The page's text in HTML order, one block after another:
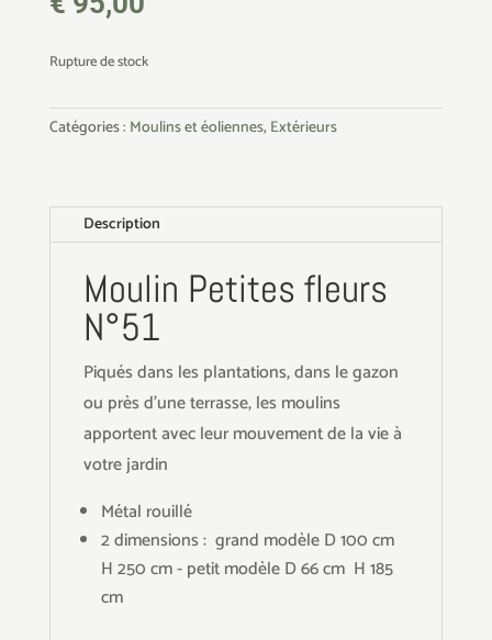
Rupture de stock
Catégories : Moulins et éoliennes, Extérieurs
Description
Moulin Petites fleurs
N°51
Piqués dans les plantations, dans le gazon
ou près d'une terrasse, les moulins
apportent avec leur mouvement de la vie à
votre jardin
Métal rouillé
2 dimensions : grand modèle D 100 cm
H 250 cm - petit modèle D 66 cm H 185
cm